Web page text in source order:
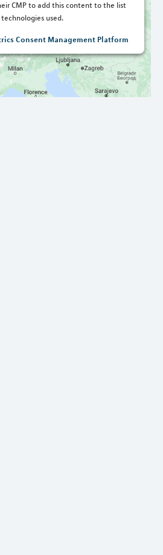
CMP to add this content to the list
used.
Consent Management Platform